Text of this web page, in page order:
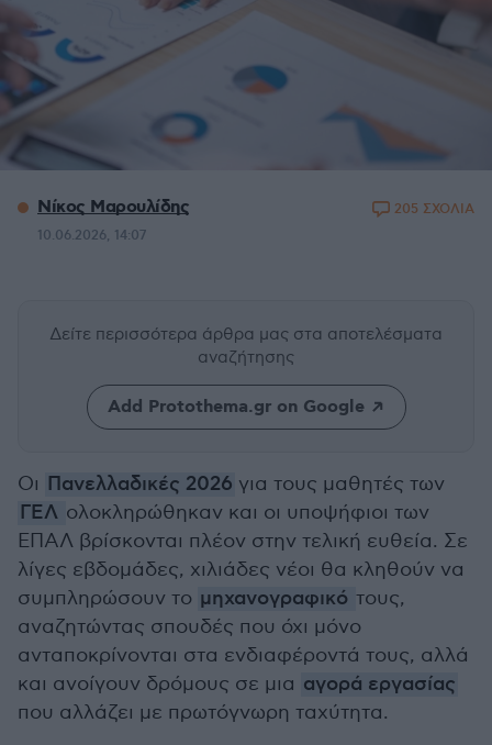
Νίκος Μαρουλίδης
10.06.2026, 14:07
205 ΣΧΟΛΙΑ
Δείτε περισσότερα άρθρα μας στα αποτελέσματα
αναζήτησης
Add Protothema.gr on Google
Οι Πανελλαδικές 2026 για τους μαθητές των
ΓΕΛ ολοκληρώθηκαν και οι υποψήφιοι των
ΕΠΑΛ βρίσκονται πλέον στην τελική ευθεία. Σε
λίγες εβδομάδες, χιλιάδες νέοι θα κληθούν να
συμπληρώσουν το μηχανογραφικό τους,
αναζητώντας σπουδές που όχι μόνο
ανταποκρίνονται στα ενδιαφέροντά τους, αλλά
και ανοίγουν δρόμους σε μια αγορά εργασίας
που αλλάζει με πρωτόγνωρη ταχύτητα.